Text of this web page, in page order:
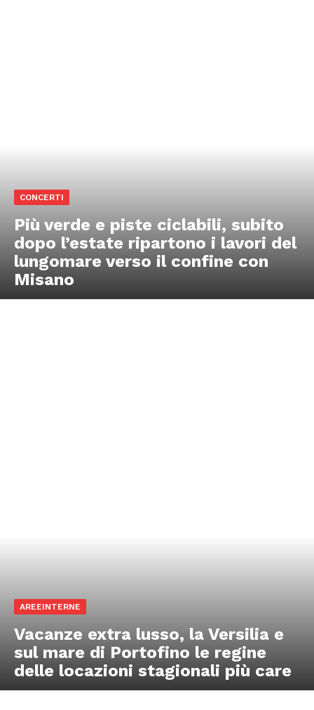
CONCERTI
Più verde e piste ciclabili, subito
dopo l’estate ripartono i lavori del
lungomare verso il confine con
Misano
AREEINTERNE
Vacanze extra lusso, la Versilia e
sul mare di Portofino le regine
delle locazioni stagionali più care